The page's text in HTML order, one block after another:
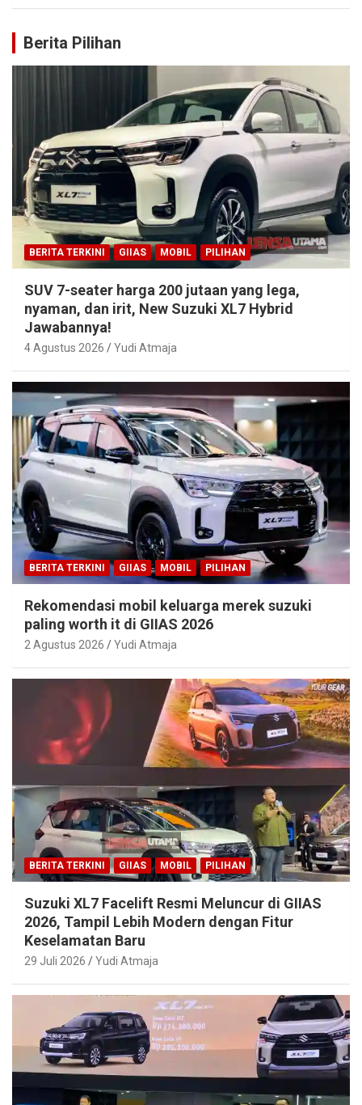
Berita Pilihan
BERITA TERKINI GIIAS MOBIL PILIHAN
SUV 7-seater harga 200 jutaan yang lega,
nyaman, dan irit, New Suzuki XL7 Hybrid
Jawabannya!
4 Agustus 2026 Yudi Atmaja
BERITA TERKINI GIIAS MOBIL PILIHAN
Rekomendasi mobil keluarga merek suzuki
paling worth it di GIIAS 2026
2 Agustus 2026 Yudi Atmaja
BERITA TERKINI GIIAS MOBIL PILIHAN
Suzuki XL7 Facelift Resmi Meluncur di GIIAS
2026, Tampil Lebih Modern dengan Fitur
Keselamatan Baru
29 Juli 2026 Yudi Atmaja